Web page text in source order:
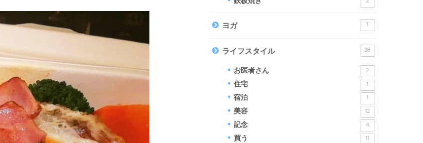
ヨガ 1
ライフスタイル 28
お医者さん 2
住宅 1
宿泊 1
美容 12
記念 4
買う 11